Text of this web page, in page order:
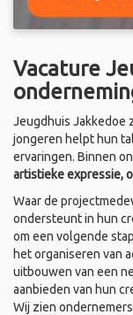
Vacature
Jeugdhuis Jakkedoe
jongeren helpt hun
ervaringen. Binnen
artistieke expressie,
Waar de
ondersteunt in hun
om een volgende
het organiseren van
uitbouwen van een
aanbieden van hun
Wij zien